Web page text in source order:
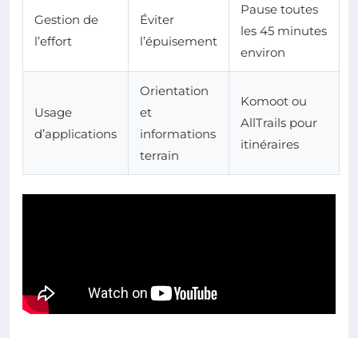
Gestion de
l’effort
Éviter
l’épuisement
Pause toutes
les 45 minutes
environ
Usage
d’applications
Orientation
et
informations
terrain
Komoot ou
AllTrails pour
itinéraires